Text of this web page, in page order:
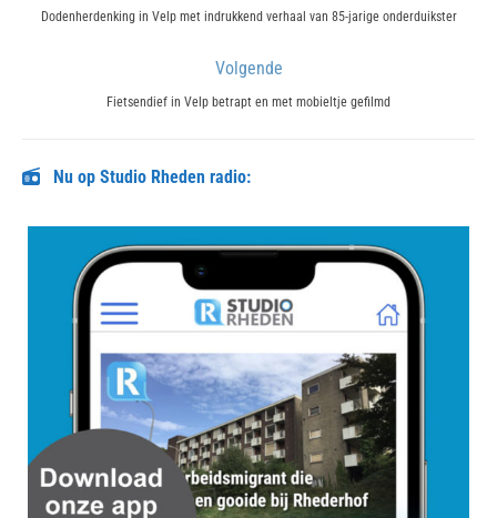
navigatie
Previous
Dodenherdenking in Velp met indrukkend verhaal van 85-jarige onderduikster
Volgende
Next
Fietsendief in Velp betrapt en met mobieltje gefilmd
Nu op Studio Rheden radio: